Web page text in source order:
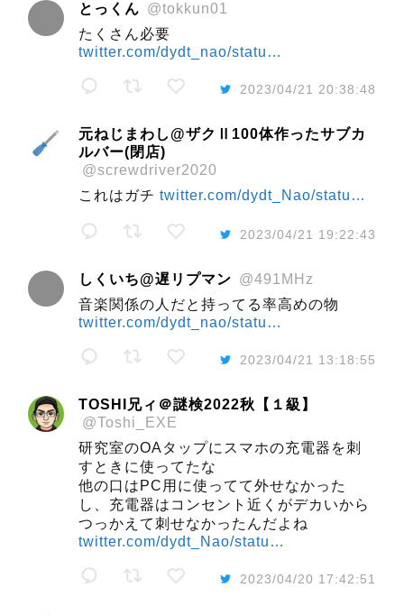
とっくん @tokkun01
たくさん必要
twitter.com/dydt_nao/statu…
2023/04/21 20:38:48
元ねじまわし@ザクⅡ100体作ったサブカ
ルバー(閉店)
@screwdriver2020
これはガチ twitter.com/dydt_Nao/statu…
2023/04/21 19:22:43
しくいち@遅リプマン @491MHz
音楽関係の人だと持ってる率高めの物
twitter.com/dydt_nao/statu…
2023/04/21 13:18:55
TOSHI兄ィ＠謎検2022秋【１級】
@Toshi_EXE
研究室のOAタップにスマホの充電器を刺
すときに使ってたな
他の口はPC用に使ってて外せなかった
し、充電器はコンセント近くがデカいから
つっかえて刺せなかったんだよね
twitter.com/dydt_Nao/statu…
2023/04/20 17:42:51